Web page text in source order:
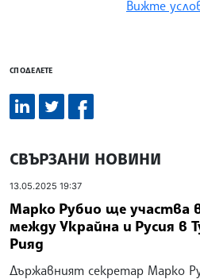
Вижте
СПОДЕЛЕТЕ
СВЪРЗАНИ НОВИНИ
13.05.2025 19:37
Марко Рубио ще участва
между Украйна и Русия в
Рияд
Държавният секретар Марко